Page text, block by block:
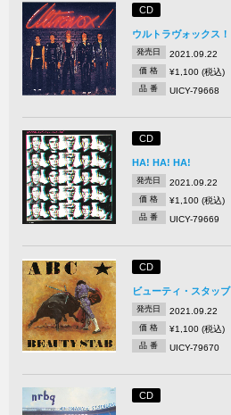
CD
ウルトラヴォックス！
発売日 2021.09.22
価 格 ¥1,100 (税込)
品 番 UICY-79668
CD
HA! HA! HA!
発売日 2021.09.22
価 格 ¥1,100 (税込)
品 番 UICY-79669
CD
ビューティ・スタッブ
発売日 2021.09.22
価 格 ¥1,100 (税込)
品 番 UICY-79670
CD